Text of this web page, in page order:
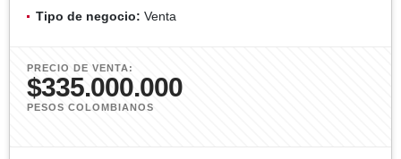
Tipo de negocio: Venta
PRECIO DE VENTA:
$335.000.000
PESOS COLOMBIANOS